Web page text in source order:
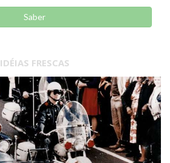
Saber
IDÉIAS FRESCAS